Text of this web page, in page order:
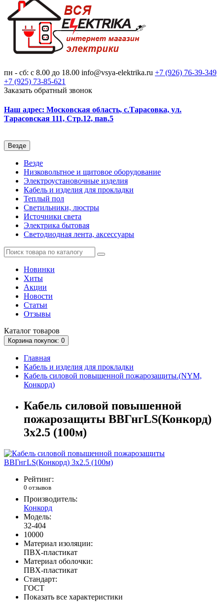
пн - сб: с 8.00 до 18.00 info@vsya-elektrika.ru +7 (926) 76-39-349
+7 (925) 73-85-621
Заказать обратный звонок
Наш адрес: Московская область, с.Тарасовка, ул.
Тарасовская 111, Стр.12, пав.5
Везде
Везде
Низковольтное и щитовое оборудование
Электроустановочные изделия
Кабель и изделия для прокладки
Теплый пол
Светильники, люстры
Источники света
Электрика бытовая
Светодиодная лента, аксессуары
Новинки
Хиты
Акции
Новости
Статьи
Отзывы
Каталог товаров
Корзина покупок: 0
Главная
Кабель и изделия для прокладки
Кабель силовой повышенной пожарозащиты.(NYM,
Конкорд)
Кабель силовой повышенной
пожарозащиты ВВГнгLS(Конкорд)
3х2.5 (100м)
Рейтинг:
0 отзывов
Производитель:
Конкорд
Модель:
32-404
10000
Материал изоляции:
ПВХ-пластикат
Материал оболочки:
ПВХ-пластикат
Стандарт:
ГОСТ
Показать все характеристики